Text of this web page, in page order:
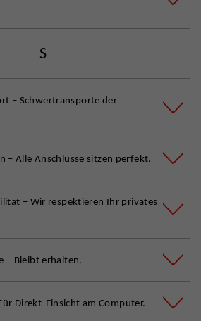
S
– Schwertransporte der
– Alle Anschlüsse sitzen perfekt.
– Wir respektieren Ihr privates
– Bleibt erhalten.
Direkt-Einsicht am Computer.